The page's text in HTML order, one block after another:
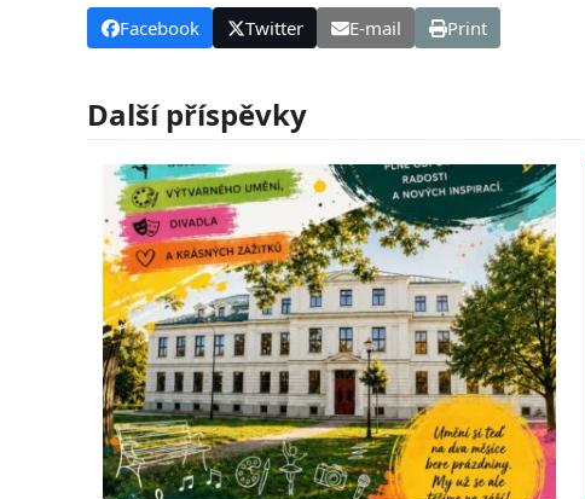
Facebook Twitter E-mail Print
Další příspěvky